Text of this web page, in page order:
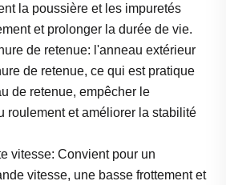
la poussière et les impuretés
et prolonger la durée de vie.
de retenue: l'anneau extérieur
de retenue, ce qui est pratique
de retenue, empêcher le
roulement et améliorer la stabilité
vitesse: Convient pour un
vitesse, une basse frottement et